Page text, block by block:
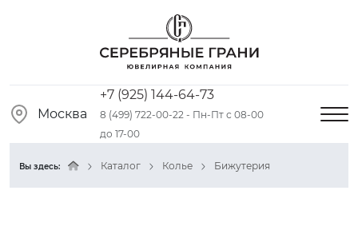
Москва
+7 (925) 144-64-73
8 (499) 722-00-22 - Пн-Пт с 08-00
до 17-00
Вы здесь: Каталог Колье Бижутерия